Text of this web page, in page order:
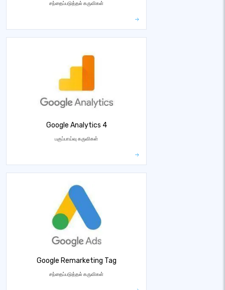
சந்தைப்படுத்தல் கருவிகள்
Google Analytics 4
பகுப்பாய்வு கருவிகள்
Google Remarketing Tag
சந்தைப்படுத்தல் கருவிகள்